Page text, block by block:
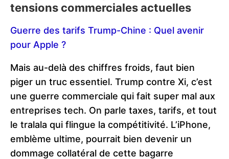
tensions commerciales actuelles
Guerre des tarifs Trump-Chine : Quel avenir
pour Apple ?
Mais au-delà des chiffres froids, faut bien
piger un truc essentiel. Trump contre Xi, c’est
une guerre commerciale qui fait super mal aux
entreprises tech. On parle taxes, tarifs, et tout
le tralala qui flingue la compétitivité. L’iPhone,
emblème ultime, pourrait bien devenir un
dommage collatéral de cette bagarre